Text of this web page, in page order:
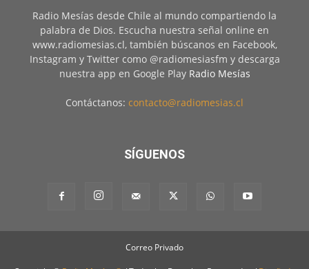
Radio Mesías desde Chile al mundo compartiendo la
palabra de Dios. Escucha nuestra señal online en
www.radiomesias.cl, también búscanos en Facebook,
Instagram y Twitter como @radiomesiasfm y descarga
nuestra app en Google Play Radio Mesías
Contáctanos: contacto@radiomesias.cl
SÍGUENOS
Correo Privado